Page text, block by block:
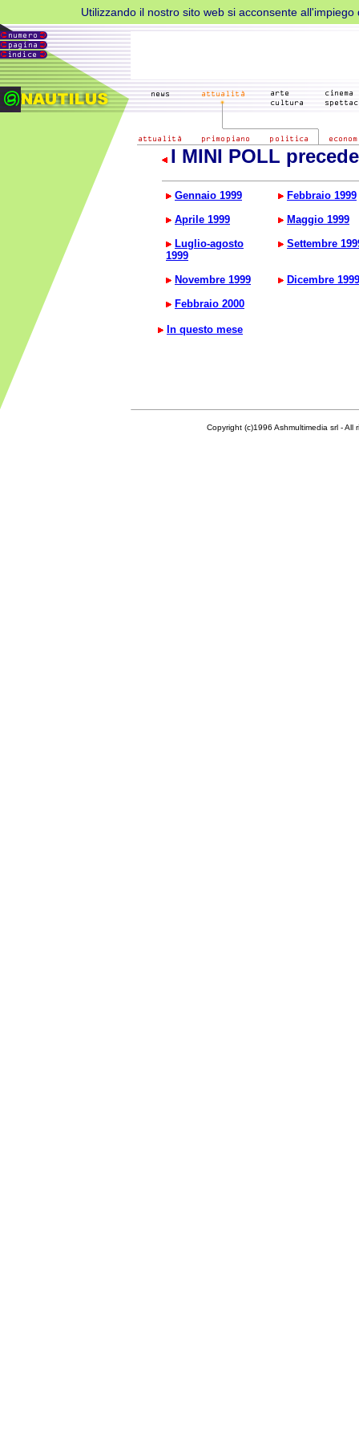
Utilizzando il nostro sito web si acconsente
I MINI POLL
Gennaio 1999
Febbraio 1999
Aprile 1999
Maggio 1999
Luglio-agosto
1999
Settembre
Novembre 1999
Dicembre 1999
Febbraio 2000
In questo mese
Copyright (c)1996 Ashmultimedia srl - All